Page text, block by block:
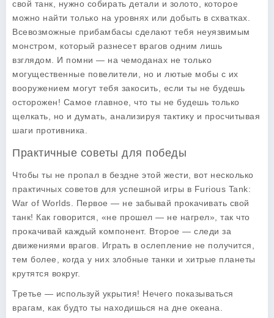
свой танк, нужно собирать детали и золото, которое
можно найти только на уровнях или добыть в схватках.
Всевозможные прибамбасы сделают тебя неуязвимым
монстром, который разнесет врагов одним лишь
взглядом. И помни — на чемоданах не только
могущественные повелители, но и лютые мобы с их
вооружением могут тебя закосить, если ты не будешь
осторожен! Самое главное, что ты не будешь только
щелкать, но и думать, анализируя тактику и просчитывая
шаги противника.
Практичные советы для победы
Чтобы ты не пропал в бездне этой жести, вот несколько
практичных советов для успешной игры в Furious Tank:
War of Worlds . Первое — не забывай прокачивать свой
танк! Как говорится, «не прошел — не нагрел», так что
прокачивай каждый компонент. Второе — следи за
движениями врагов. Играть в ослепление не получится,
тем более, когда у них злобные танки и хитрые планеты
крутятся вокруг.
Третье — используй укрытия! Нечего показываться
врагам, как будто ты находишься на дне океана.